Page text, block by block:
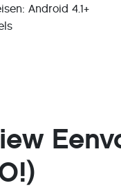
Android 4.1+